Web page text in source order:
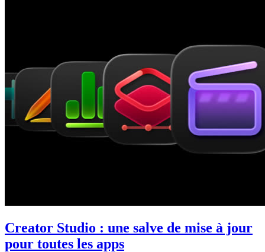
Creator Studio : une salve de mise à jour
pour toutes les apps